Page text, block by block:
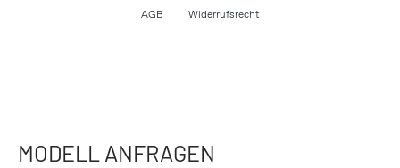
AGB Widerrufsrecht
MODELL ANFRAGEN